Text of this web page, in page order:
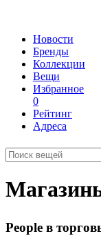
Новости
Бренды
Коллекции
Вещи
Избранное
0
Рейтинг
Адреса
People в